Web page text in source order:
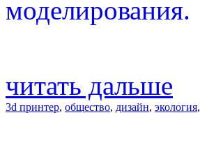
моделирования.
читать дальше
3d принтер, общество, дизайн, экология,